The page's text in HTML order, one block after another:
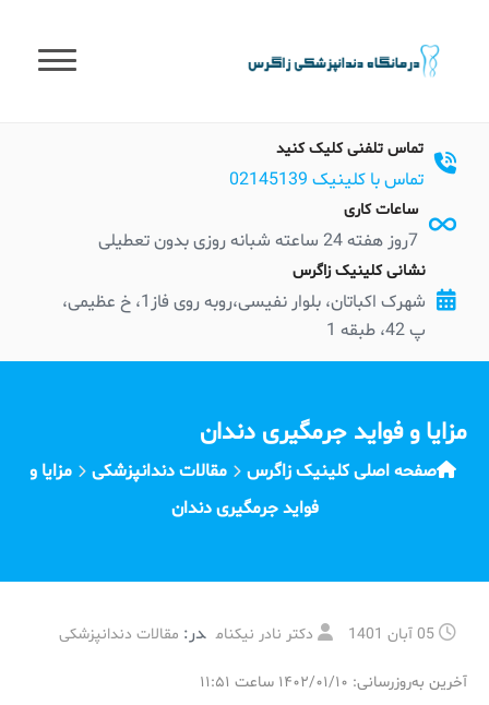
content
تماس تلفنی کلیک کنید
تماس با کلینیک 02145139
ساعات کاری
7روز هفته 24 ساعته شبانه روزی بدون تعطیلی
نشانی کلینیک زاگرس
شهرک اکباتان، بلوار نفیسی،روبه روی فاز1، خ عظیمی،
پ 42، طبقه 1
مزایا و فواید جرمگیری دندان
صفحه اصلی کلینیک زاگرس مقالات دندانپزشکی
مزایا و
فواید جرمگیری دندان
05 آبان 1401 دکتر نادر نیکنام در: مقالات دندانپزشکی
آخرین به‌روزرسانی: ۱۴۰۲/۰۱/۱۰ ساعت ۱۱:۵۱